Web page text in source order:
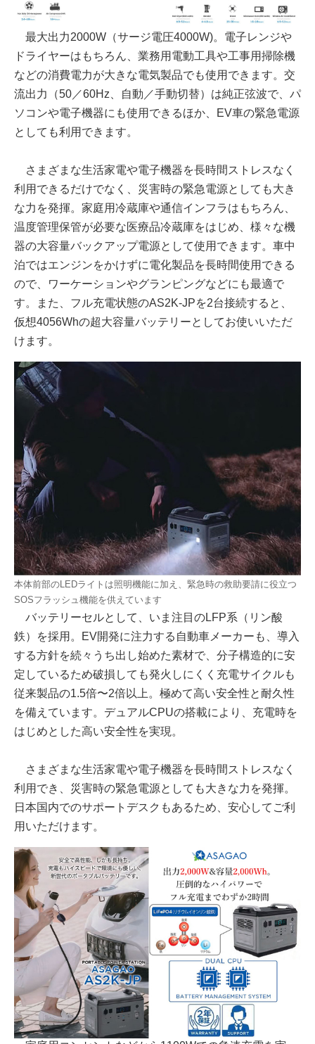
最大出力2000W（サージ電圧4000W)。電子レンジや
ドライヤーはもちろん、業務用電動工具や工事用掃除機
などの消費電力が大きな電気製品でも使用できます。交
流出力（50／60Hz、自動／手動切替）は純正弦波で、パ
ソコンや電子機器にも使用できるほか、EV車の緊急電源
としても利用できます。
さまざまな生活家電や電子機器を長時間ストレスなく
利用できるだけでなく、災害時の緊急電源としても大き
な力を発揮。家庭用冷蔵庫や通信インフラはもちろん、
温度管理保管が必要な医療品冷蔵庫をはじめ、様々な機
器の大容量バックアップ電源として使用できます。車中
泊ではエンジンをかけずに電化製品を長時間使用できる
ので、ワーケーションやグランピングなどにも最適で
す。また、フル充電状態のAS2K-JPを2台接続すると、
仮想4056Whの超大容量バッテリーとしてお使いいただ
けます。
本体前部のLEDライトは照明機能に加え、緊急時の救助要請に役立つ
SOSフラッシュ機能を供えています
バッテリーセルとして、いま注目のLFP系（リン酸
鉄）を採用。EV開発に注力する自動車メーカーも、導入
する方針を続々うち出し始めた素材で、分子構造的に安
定しているため破損しても発火しにくく充電サイクルも
従来製品の1.5倍〜2倍以上。極めて高い安全性と耐久性
を備えています。デュアルCPUの搭載により、充電時を
はじめとした高い安全性を実現。
さまざまな生活家電や電子機器を長時間ストレスなく
利用でき、災害時の緊急電源としても大きな力を発揮。
日本国内でのサポートデスクもあるため、安心してご利
用いただけます。